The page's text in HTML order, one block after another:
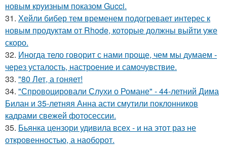
новым круизным показом Gucci.
31. Хейли бибер тем временем подогревает интерес к
новым продуктам от Rhode, которые должны выйти уже
скоро.
32. Иногда тело говорит с нами проще, чем мы думаем -
через усталость, настроение и самочувствие.
33. "80 Лет, а гоняет!
34. "Спровоцировали Слухи о Романе" - 44-летний Дима
Билан и 35-летняя Анна асти смутили поклонников
кадрами свежей фотосессии.
35. Бьянка цензори удивила всех - и на этот раз не
откровенностью, а наоборот.